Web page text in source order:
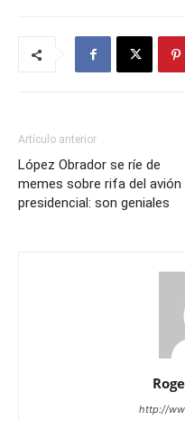
Artículo anterior
López Obrador se ríe de
memes sobre rifa del avión
presidencial: son geniales
http://